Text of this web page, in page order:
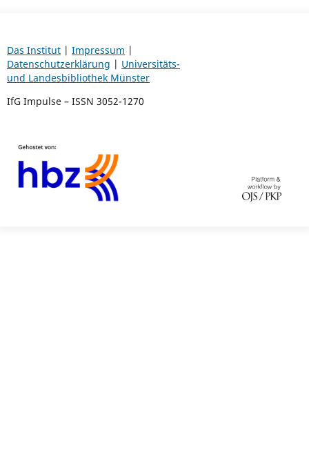
Das Institut| Impressum |
Datenschutzerklärung | Universitäts-
und Landesbibliothek Münster
IfG Impulse – ISSN 3052-1270